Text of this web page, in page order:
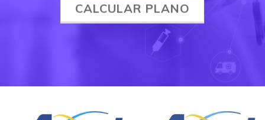
CALCULAR PLANO